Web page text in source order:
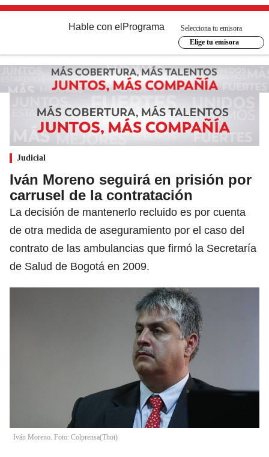
Hable con el Programa
Selecciona tu emisora
Elige tu emisora
Judicial
Iván Moreno seguirá en prisión por
carrusel de la contratación
La decisión de mantenerlo recluido es por cuenta
de otra medida de aseguramiento por el caso del
contrato de las ambulancias que firmó la Secretaría
de Salud de Bogotá en 2009.
Iván Moreno. Foto: Colprensa(Thot)